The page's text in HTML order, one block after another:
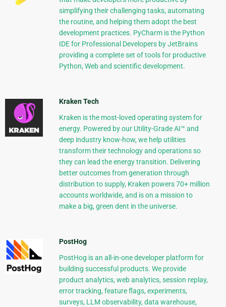
simplifying their challenging tasks, automating
the routine, and helping them adopt the best
development practices. PyCharm is the Python
IDE for Professional Developers by JetBrains
providing a complete set of tools for productive
Python, Web and scientific development.
Kraken Tech
Kraken is the most-loved operating system for
energy. Powered by our Utility-Grade AI™ and
deep industry know-how, we help utilities
transform their technology and operations so
they can lead the energy transition. Delivering
better outcomes from generation through
distribution to supply, Kraken powers 70+ million
accounts worldwide, and is on a mission to
make a big, green dent in the universe.
PostHog
PostHog is an all-in-one developer platform for
building successful products. We provide
product analytics, web analytics, session replay,
error tracking, feature flags, experiments,
surveys, LLM observability, data warehouse,